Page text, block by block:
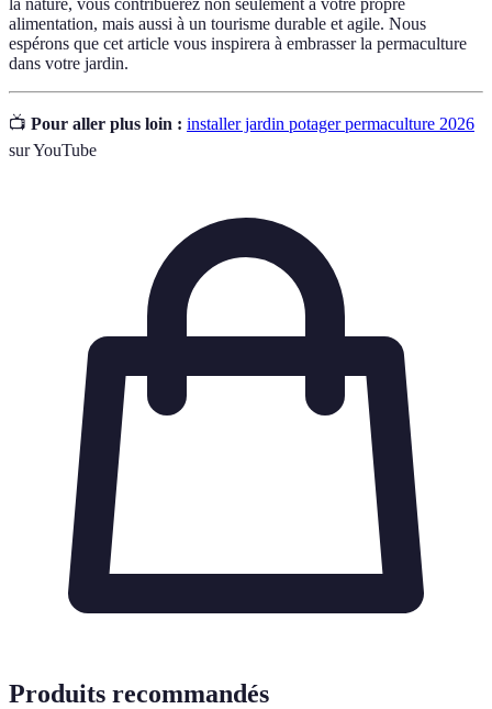
la nature, vous contribuerez non seulement à votre propre
alimentation, mais aussi à un tourisme durable et agile. Nous
espérons que cet article vous inspirera à embrasser la permaculture
dans votre jardin.
📺 Pour aller plus loin : installer jardin potager permaculture 2026
sur YouTube
Produits recommandés